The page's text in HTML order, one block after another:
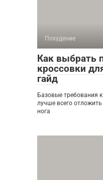
Похудение
Как выбрать
кроссовки
гайд
Базовые требования
лучше всего
нога